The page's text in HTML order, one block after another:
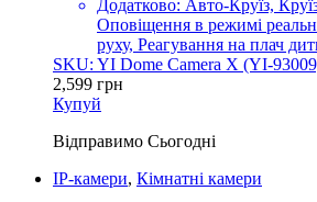
Додатково: Авто-Круїз,
Оповіщення в режимі
руху, Реагування на плач
SKU: YI Dome Camera X (YI-
2,599 грн
Купуй
Відправимо Сьогодні
IP-камери, Кімнатні камери